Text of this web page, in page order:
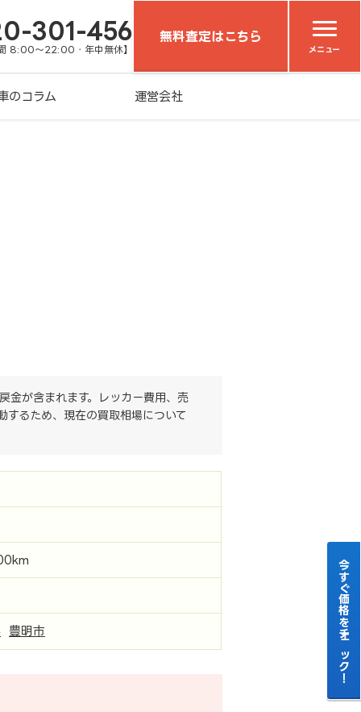
301-456
8:00～22:00・年中無休】
無料査定はこちら
メニュー
のコラム 運営会社
金が含まれます。レッカー費用、売
するため、現在の買取相場について
豊明市 今すぐ価格をチェック！